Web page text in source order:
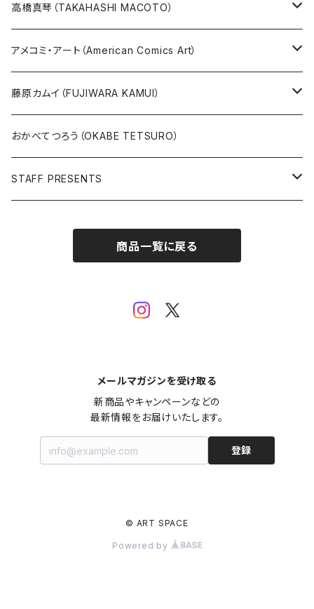
版画
原画
高橋真琴（TAKAHASHI MACOTO）
版画
直筆サイン入り
版上サイン【新作】
グッズ
アメコミ・アート（American Comics Art）
ガブリエーレ・デッロット版画
SPIDER MAN
BATMAN
人気作品TOP5
藤原カムイ（FUJIWARA KAMUI）
複製原画
おかべてつろう（OKABE TETSURO）
STAFF PRESENTS
商品一覧に戻る
メールマガジンを受け取る
新商品やキャンペーンなどの
最新情報をお届けいたします。
登録
© ART SPACE
Powered by